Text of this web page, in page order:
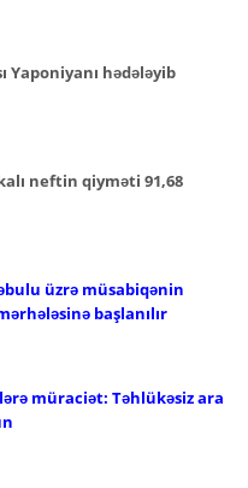
Yaponiyanı hədələyib
neftin qiyməti 91,68
üzrə müsabiqənin
başlanılır
müraciət: Təhlükəsiz ara